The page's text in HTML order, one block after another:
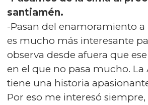
santiamén.
-Pasan del enamoramiento a
es mucho más interesante
observa desde afuera que
en el que no pasa mucho. La
tiene una historia
Por eso me interesó siempre,